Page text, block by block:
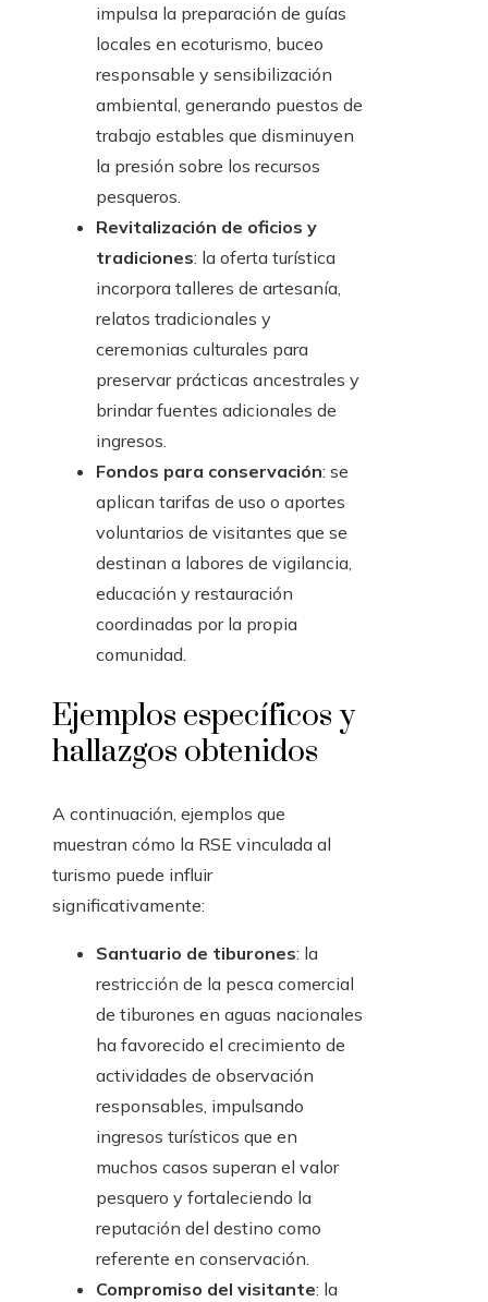
impulsa la preparación de guías
locales en ecoturismo, buceo
responsable y sensibilización
ambiental, generando puestos de
trabajo estables que disminuyen
la presión sobre los recursos
pesqueros.
Revitalización de oficios y
tradiciones: la oferta turística
incorpora talleres de artesanía,
relatos tradicionales y
ceremonias culturales para
preservar prácticas ancestrales y
brindar fuentes adicionales de
ingresos.
Fondos para conservación: se
aplican tarifas de uso o aportes
voluntarios de visitantes que se
destinan a labores de vigilancia,
educación y restauración
coordinadas por la propia
comunidad.
Ejemplos específicos y
hallazgos obtenidos
A continuación, ejemplos que
muestran cómo la RSE vinculada al
turismo puede influir
significativamente:
Santuario de tiburones: la
restricción de la pesca comercial
de tiburones en aguas nacionales
ha favorecido el crecimiento de
actividades de observación
responsables, impulsando
ingresos turísticos que en
muchos casos superan el valor
pesquero y fortaleciendo la
reputación del destino como
referente en conservación.
Compromiso del visitante: la